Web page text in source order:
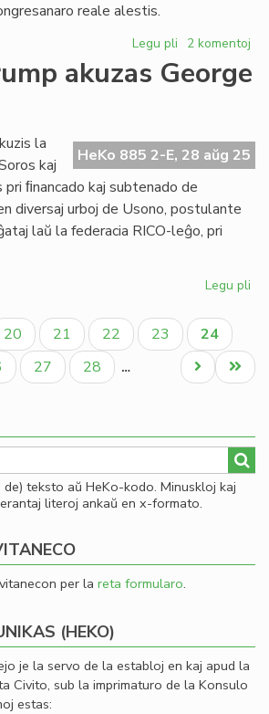
reale alestis.
Legu pli pri
Lekcio
de
en
la
Itala
Kongreso
de
Esperanto
2 komentoj
akuzas George
HeKo 885 2-E, 28 aŭg 25
la
kaj
ﬁnancado kaj subtenado de
diversaj urboj de Usono, postulante
laŭ la federacia RICO-leĝo, pri
Legu pli
Paĝo
20 Paĝo
21 Paĝo
22 Paĝo
23
Aktuala
paĝo
24
Paĝo
27 Paĝo
28 …
Last
page
Next
page
teksto aŭ HeKo-kodo. Minuskloj kaj
literoj ankaŭ en x-formato.
per la reta formularo.
(HEKO)
je la servo de la establoj en kaj apud la
Civito, sub la imprimaturo de la Konsulo
estas: